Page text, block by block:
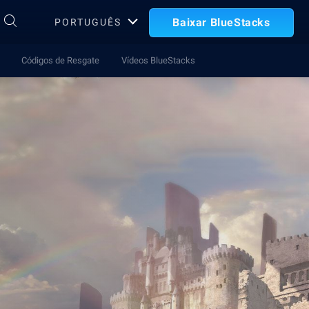
PORTUGUÊS Baixar BlueStacks
Códigos de Resgate Vídeos BlueStacks